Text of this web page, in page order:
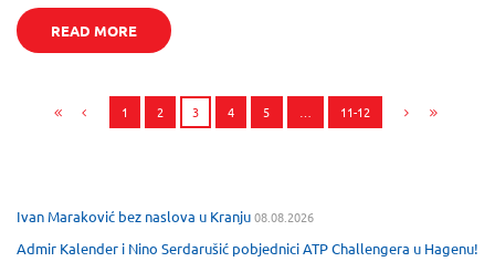
READ MORE
1 2 3 4 5 … 11-12
Ivan Maraković bez naslova u Kranju08.08.2026
Admir Kalender i Nino Serdarušić pobjednici ATP Challengera u Hagenu!